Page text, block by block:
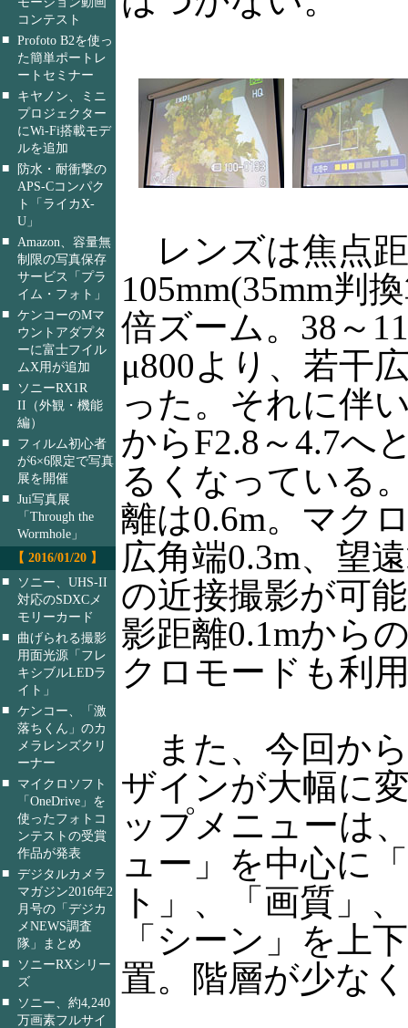
コンテスト
■ Profoto B2を使っ
た簡単ポートレ
ートセミナー
■
キヤノン、ミニ
プロジェクター
にWi-Fi搭載モデ
ルを追加
■
防水・耐衝撃の
APS-Cコンパク
ト「ライカX-
U」
■
Amazon、容量無
制限の写真保存
サービス「プラ
イム・フォト」
■ ケンコーのMマ
ウントアダプタ
ーに富士フイル
ムX用が追加
■
ソニーRX1R
II（外観・機能
編）
■
フィルム初心者
が6×6限定で写真
展を開催
■ Jui写真展
「Through the
Wormhole」
【 2016/01/20 】
■
ソニー、UHS-II
対応のSDXCメ
モリーカード
■
曲げられる撮影
用面光源「フレ
キシブルLEDラ
イト」
■ ケンコー、「激
落ちくん」のカ
メラレンズクリ
ーナー
■
マイクロソフト
「OneDrive」を
使ったフォトコ
ンテストの受賞
作品が発表
■ デジタルカメラ
マガジン2016年2
月号の「デジカ
メNEWS調査
隊」まとめ
■
ソニーRXシリー
ズ
■
ソニー、約4,240
万画素フルサイ
レンズは焦点
105mm(35mm判
倍ズーム。38～
μ800より、若干
った。それに伴
からF2.8～4.7へ
るくなっている
離は0.6m。マク
広角端0.3m、望
の近接撮影が可
影距離0.1mから
クロモードも利
また、今回か
ザインが大幅に
ップメニューは
ュー」を中心に
ト」、「画質」
「シーン」を上
置。階層が少な